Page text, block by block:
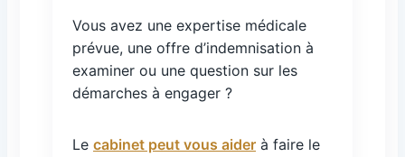
Vous avez une expertise médicale
prévue, une offre d’indemnisation à
examiner ou une question sur les
démarches à engager ?
Le cabinet peut vous aider à faire le